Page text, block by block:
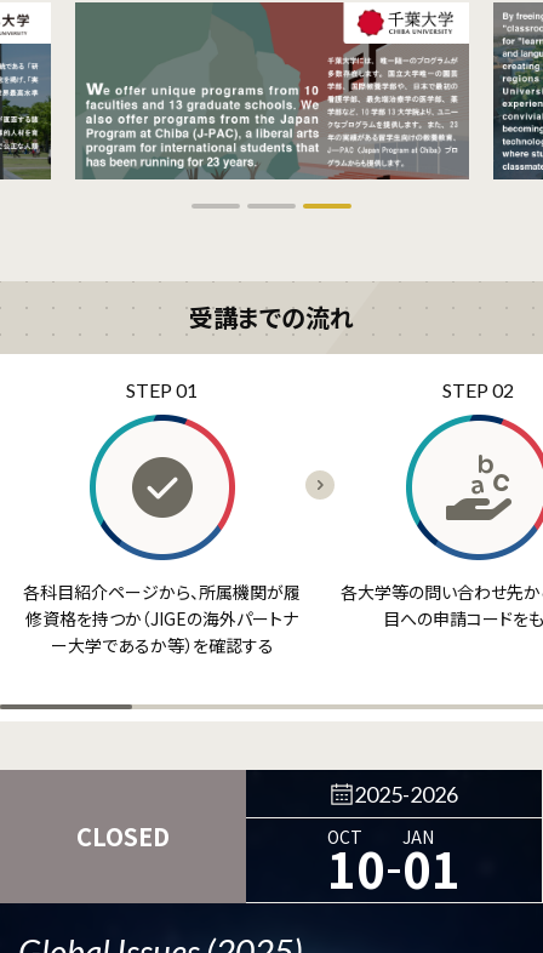
受講までの流れ
STEP 01
各科目紹介ページから、所属機関が履
修資格を持つか（JIGEの海外パートナ
ー大学であるか等）を確認する
STEP 02
各大学等の問い合わせ先か
目への申請コードを
CLOSED
2025-2026
OCT
10-JAN
01